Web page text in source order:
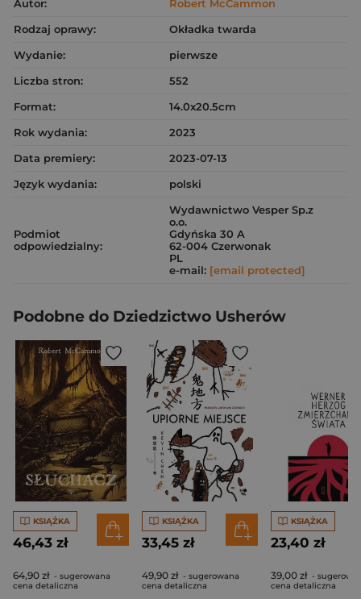
Autor:
Robert McCammon
Rodzaj oprawy:
Okładka twarda
Wydanie:
pierwsze
Liczba stron:
552
Format:
14.0x20.5cm
Rok wydania:
2023
Data premiery:
2023-07-13
Język wydania:
polski
Podmiot
odpowiedzialny:
Wydawnictwo Vesper Sp.z
o.o.
Gdyńska 30 A
62-004 Czerwonak
PL
e-mail: [email protected]
Podobne do Dziedzictwo Usherów
KSIĄŻKA
46,43 zł
64,90 zł - sugerowana
cena detaliczna
KSIĄŻKA
33,45 zł
49,90 zł - sugerowana
cena detaliczna
KSIĄŻKA
23,40 zł
39,00 zł -
cena detaliczna